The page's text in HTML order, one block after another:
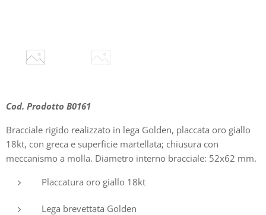
Cod. Prodotto B0161
Bracciale rigido realizzato in lega Golden, placcata oro giallo
18kt, con greca e superficie martellata; chiusura con
meccanismo a molla. Diametro interno bracciale: 52x62 mm.
Placcatura oro giallo 18kt
Lega brevettata Golden